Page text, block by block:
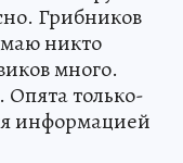
Грибников
никто
много.
Опята только-
информацией